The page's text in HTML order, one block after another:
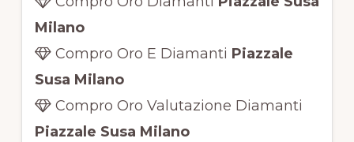
Milano
Compro Oro E Diamanti Piazzale
Susa Milano
Compro Oro Valutazione Diamanti
Piazzale Susa Milano